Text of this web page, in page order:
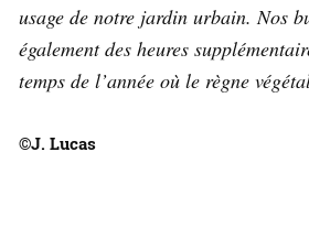
usage de notre jardin urbain. Nos
également des heures
temps de l’année où le règne
©J. Lucas